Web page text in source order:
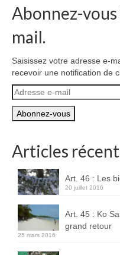
Abonnez-vous
mail.
Saisissez votre adresse e-
recevoir une notification de
Adresse
e-
mail
Articles
Art. 46 : Les
20 juillet 2016
Art. 45 : Ko
grand retour
25 mars 2016